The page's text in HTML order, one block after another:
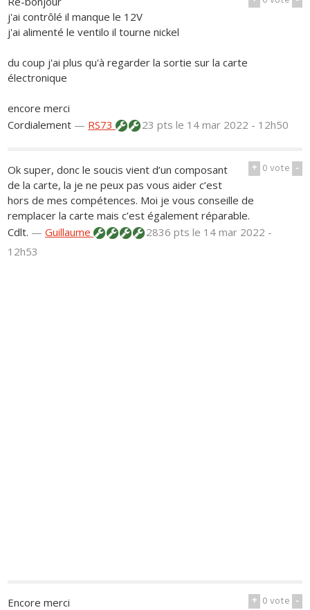
j'ai contrôlé il manque le 12V
j'ai alimenté le ventilo il tourne nickel
du coup j'ai plus qu'à regarder la sortie sur la carte
électronique
encore merci
Cordialement — RS73 23 ptsle 14 mar 2022 - 12h50
+ 0vote -
Ok super, donc le soucis vient d’un composant
de la carte, la je ne peux pas vous aider c’est
hors de mes compétences. Moi je vous conseille de
remplacer la carte mais c’est également réparable.
Cdlt. —Guillaume 2836 ptsle 14 mar 2022 -
12h53
+ 0vote -
Encore merci